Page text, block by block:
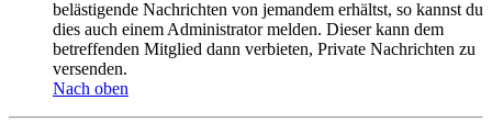
belästigende Nachrichten von jemandem erhältst, so kannst du
dies auch einem Administrator melden. Dieser kann dem
betreffenden Mitglied dann verbieten, Private Nachrichten zu
versenden.
Nach oben